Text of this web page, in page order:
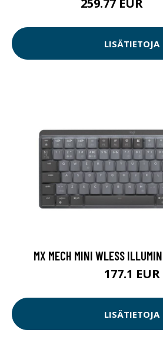
259.77 EUR
LISÄTIETOJA
MX MECH MINI WLESS
177.1 EUR
LISÄTIETOJA